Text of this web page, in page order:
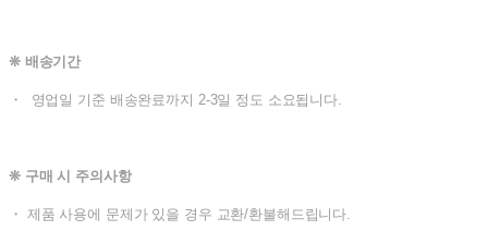
❊ 배송기간
・ 영업일 기준 배송완료까지 2-3일 정도 소요됩니다.
❊ 구매 시 주의사항
・ 제품 사용에 문제가 있을 경우 교환/환불해드립니다.